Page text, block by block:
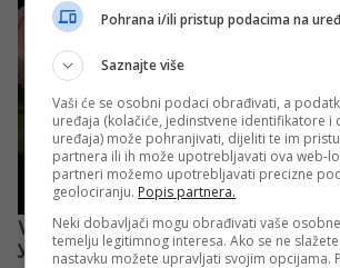
Pohrana i/ili pristup podacima na
Saznajte više
Vaši će se osobni podaci obrađivati, a
uređaja (kolačiće, jedinstvene identifikatore i
uređaja) može pohranjivati, dijeliti te im
partnera ili ih može upotrebljavati ova web-
partneri možemo upotrebljavati precizne
geolociranju. Popis partnera.
Neki dobavljači mogu obrađivati vaše
temelju legitimnog interesa. Ako se ne
nastavku možete upravljati svojim opcijama.